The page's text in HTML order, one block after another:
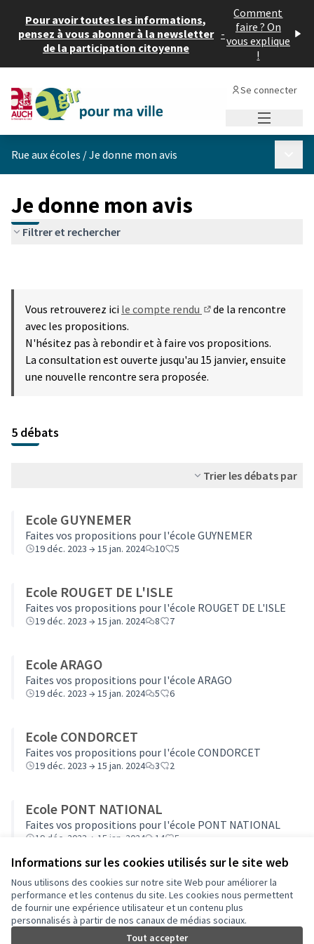
Informations sur les cookies utilisés sur le site web
Nous utilisons des cookies sur notre site Web pour améliorer la
performance et les contenus du site. Les cookies nous permettent
de fournir une expérience utilisateur et un contenu plus
personnalisés à partir de nos canaux de médias sociaux.
Tout accepter
Pour avoir toutes les informations,
pensez à vous abonner à la newsletter
de la participation citoyenne
-
Comment
faire ? On
vous explique
!
Se connecter
Rue aux écoles /Je donne mon avis
Je donne mon avis
Filtrer et rechercher
Vous retrouverez ici le compte rendu
de la rencontre
avec les propositions.
N'hésitez pas à rebondir et à faire vos propositions.
La consultation est ouverte jusqu'au 15 janvier, ensuite
une nouvelle rencontre sera proposée.
5 débats
Trier les débats par
Ecole GUYNEMER
Faites vos propositions pour l'école GUYNEMER
19 déc. 2023 → 15 jan. 2024 10 5
Ecole ROUGET DE L'ISLE
Faites vos propositions pour l'école ROUGET DE L'ISLE
19 déc. 2023 → 15 jan. 2024 8 7
Ecole ARAGO
Faites vos propositions pour l'école ARAGO
19 déc. 2023 → 15 jan. 2024 5 6
Ecole CONDORCET
Faites vos propositions pour l'école CONDORCET
19 déc. 2023 → 15 jan. 2024 3 2
Ecole PONT NATIONAL
Faites vos propositions pour l'école PONT NATIONAL
19 déc. 2023 → 15 jan. 2024 14 5
Conditions d'utilisation
Paramètres des cookies
Auch - Agir pour ma ville sur Facebook
Auch - Agir pour ma ville sur Instagram